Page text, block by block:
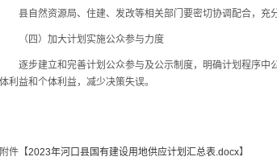
县自然资源局、住建、发改等相关部门要密切协调配合，充
（四）加大计划实施公众参与力度
逐步建立和完善计划公众参与及公示制度，明确计划程序中
体利益和个体利益，减少决策失误。
附件【2023年河口县国有建设用地供应计划汇总表.docx】